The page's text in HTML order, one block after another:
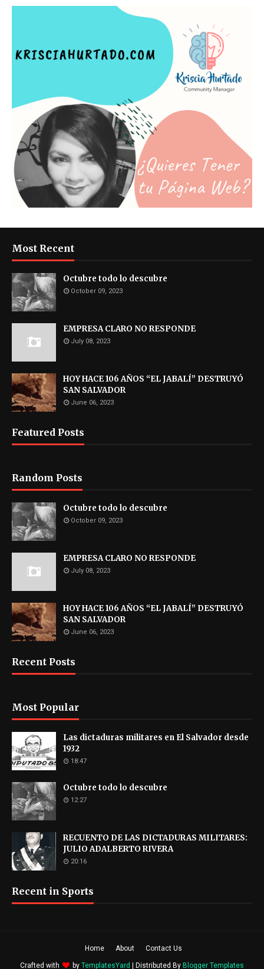
Most Recent
Octubre todo lo descubre
October 09, 2023
EMPRESA CLARO NO RESPONDE
July 08, 2023
HOY HACE 106 AÑOS “EL JABALÍ” DESTRUYÓ
SAN SALVADOR
June 06, 2023
Featured Posts
Random Posts
Octubre todo lo descubre
October 09, 2023
EMPRESA CLARO NO RESPONDE
July 08, 2023
HOY HACE 106 AÑOS “EL JABALÍ” DESTRUYÓ
SAN SALVADOR
June 06, 2023
Recent Posts
Most Popular
Las dictaduras militares en El Salvador desde
1932
18:47
Octubre todo lo descubre
12:27
RECUENTO DE LAS DICTADURAS MILITARES:
JULIO ADALBERTO RIVERA
20:16
Recent in Sports
Home About Contact Us
Crafted with by TemplatesYard | Distributed By Blogger Templates